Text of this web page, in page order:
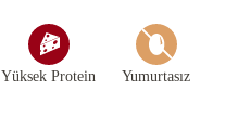
Yüksek Protein Yumurtasız